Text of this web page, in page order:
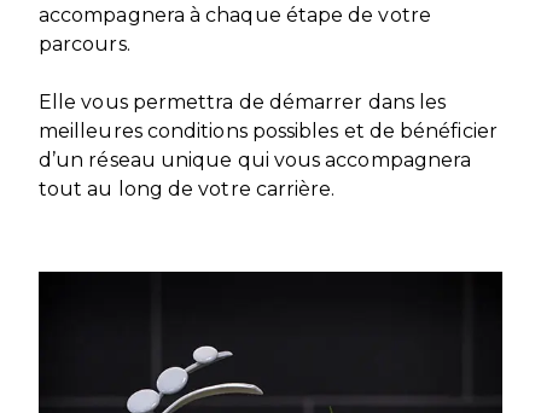
accompagnera à chaque étape de votre
parcours.
Elle vous permettra de démarrer dans les
meilleures conditions possibles et de bénéficier
d’un réseau unique qui vous accompagnera
tout au long de votre carrière.